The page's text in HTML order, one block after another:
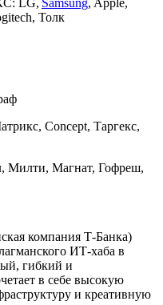
LG, Samsung, Apple,
Толк
Concept, Таргекс,
Милти, Магнат, Гофреш,
компания Т-Банка)
ИТ-хаба в
гибкий и
в себе высокую
и креативную